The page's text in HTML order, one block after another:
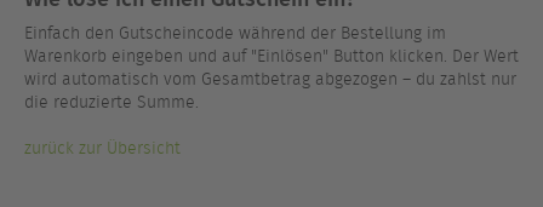
Einfach den Gutscheincode während der Bestellung im
Warenkorb eingeben und auf "Einlösen" Button klicken. Der Wert
wird automatisch vom Gesamtbetrag abgezogen – du zahlst nur
die reduzierte Summe.
zurück zur Übersicht